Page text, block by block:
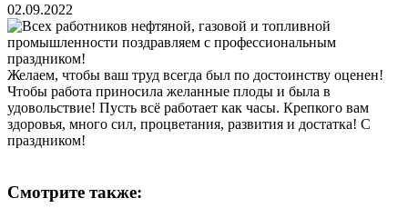
02.09.2022
Желаем, чтобы ваш труд всегда был по достоинству оценен!
Чтобы работа приносила желанные плоды и была в
удовольствие! Пусть всё работает как часы. Крепкого вам
здоровья, много сил, процветания, развития и достатка! С
праздником!
Смотрите также: